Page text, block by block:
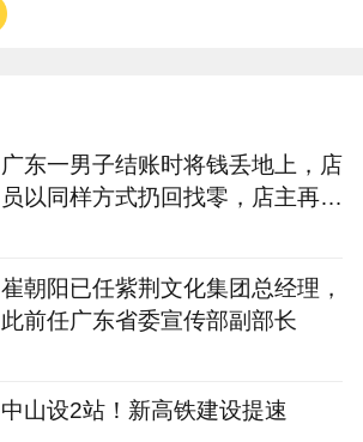
广东一男子结账时将钱丢地上，店
员以同样方式扔回找零，店主再发
崔朝阳已任紫荆文化集团总经理，
此前任广东省委宣传部副部长
中山设2站！新高铁建设提速